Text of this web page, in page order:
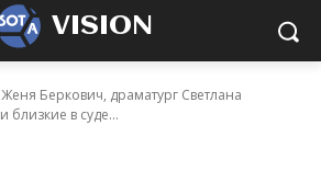
VISION
Беркович, драматург Светлана
близкие в суде...